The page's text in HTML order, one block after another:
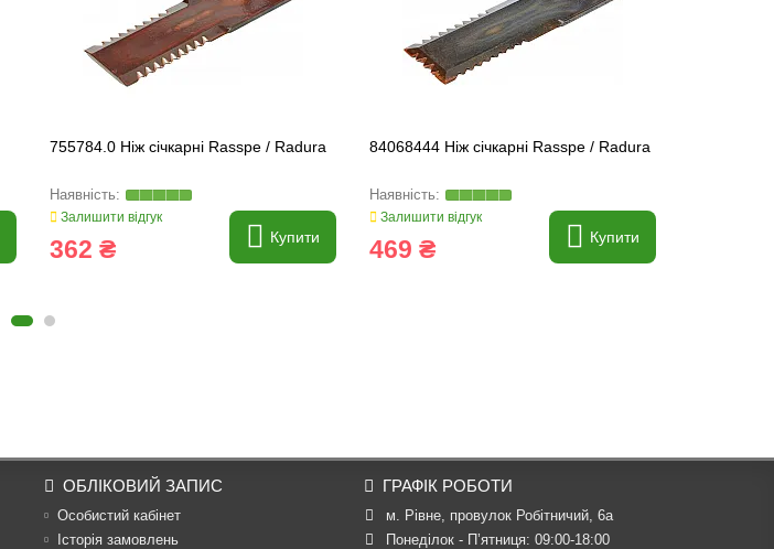
755784.0 Ніж січкарні Rasspe / Radura
Залишити відгук
362 ₴ Купити
84068444 Ніж січкарні Rasspe / Radura
Залишити відгук
469 ₴ Купити
ОБЛІКОВИЙ ЗАПИС
Особистий кабінет
Історія замовлень
ГРАФІК РОБОТИ
м. Рівне, провулок Робітничий, 6а
Понеділок - П’ятниця: 09:00-18:00